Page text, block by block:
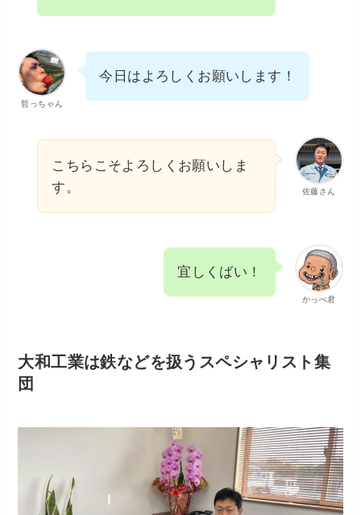
哲っちゃん
今日はよろしくお願いします！
佐藤さん
こちらこそよろしくお願いしま
す。
かっぺ君
宜しくばい！
大和工業は鉄などを扱うスペシャリスト集
団